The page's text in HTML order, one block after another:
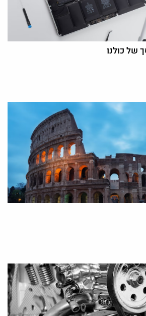
של כולנו